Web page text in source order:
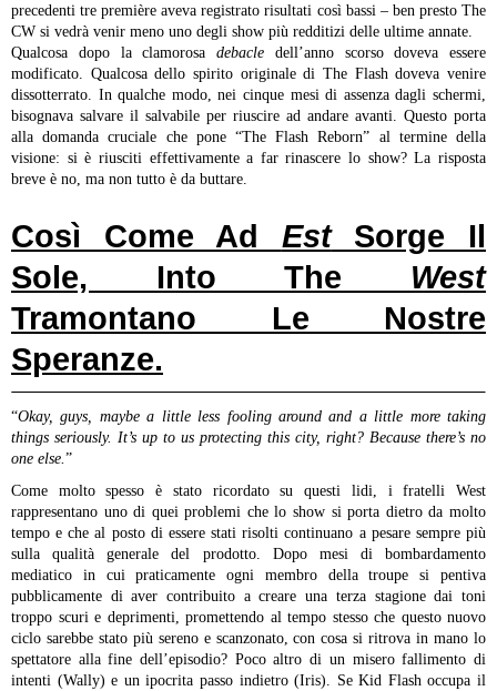
precedenti tre première aveva registrato risultati così bassi – ben presto The
CW si vedrà venir meno uno degli show più redditizi delle ultime annate.
Qualcosa dopo la clamorosa debacle dell’anno scorso doveva essere
modificato. Qualcosa dello spirito originale di The Flash doveva venire
dissotterrato. In qualche modo, nei cinque mesi di assenza dagli schermi,
bisognava salvare il salvabile per riuscire ad andare avanti. Questo porta
alla domanda cruciale che pone “The Flash Reborn” al termine della
visione: si è riusciti effettivamente a far rinascere lo show? La risposta
breve è no, ma non tutto è da buttare.
Così Come Ad EstSorge Il
Sole, Into The WEst
Tramontano Le Nostre
Speranze.
“Okay, guys, maybe a little less fooling around and a little more taking
things seriously. It’s up to us protecting this city, right? Because there’s no
one else.”
Come molto spesso è stato ricordato su questi lidi, i fratelli West
rappresentano uno di quei problemi che lo show si porta dietro da molto
tempo e che al posto di essere stati risolti continuano a pesare sempre più
sulla qualità generale del prodotto. Dopo mesi di bombardamento
mediatico in cui praticamente ogni membro della troupe si pentiva
pubblicamente di aver contribuito a creare una terza stagione dai toni
troppo scuri e deprimenti, promettendo al tempo stesso che questo nuovo
ciclo sarebbe stato più sereno e scanzonato, con cosa si ritrova in mano lo
spettatore alla fine dell’episodio? Poco altro di un misero fallimento di
intenti (Wally) e un ipocrita passo indietro (Iris). Se Kid Flash occupa il